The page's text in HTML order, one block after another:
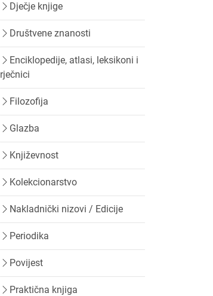
Dječje knjige
Društvene znanosti
Enciklopedije, atlasi, leksikoni i
rječnici
Filozofija
Glazba
Književnost
Kolekcionarstvo
Nakladnički nizovi / Edicije
Periodika
Povijest
Praktična knjiga